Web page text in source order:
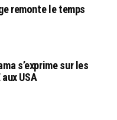
remonte le temps
s’exprime sur les
USA